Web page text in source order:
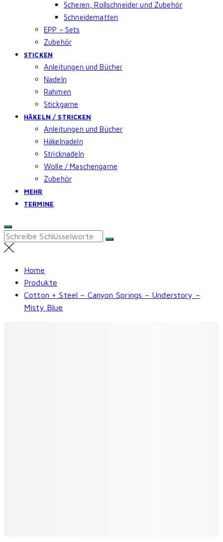
Scheren, Rollschneider und Zubehör
Schneidematten
EPP – Sets
Zubehör
STICKEN
Anleitungen und Bücher
Nadeln
Rahmen
Stickgarne
HÄKELN / STRICKEN
Anleitungen und Bücher
Häkelnadeln
Stricknadeln
Wolle / Maschengarne
Zubehör
MEHR
TERMINE
Search
for:
Home
Produkte
Cotton + Steel – Canyon Springs – Understory –
Misty Blue